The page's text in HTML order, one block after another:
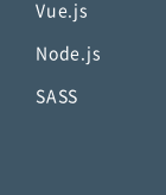
Vue.js
Node.js
SASS